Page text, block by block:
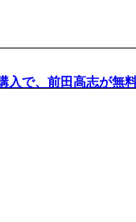
入で、前田高志が無